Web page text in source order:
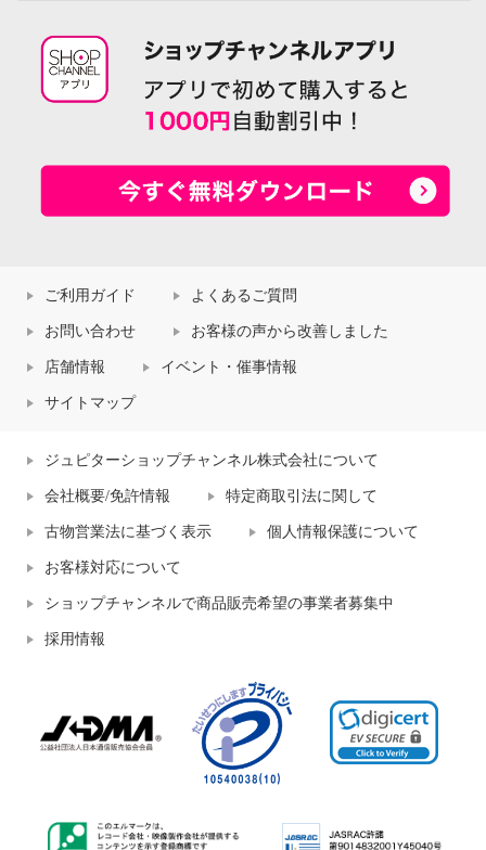
ご利用ガイド よくあるご質問
お問い合わせ お客様の声から改善しました
店舗情報 イベント・催事情報
サイトマップ
ジュピターショップチャンネル株式会社について
会社概要/免許情報 特定商取引法に関して
古物営業法に基づく表示 個人情報保護について
お客様対応について
ショップチャンネルで商品販売希望の事業者募集中
採用情報